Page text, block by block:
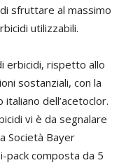
sfruttare al massimo
utilizzabili.
erbicidi, rispetto allo
sostanziali, con la
dell’acetoclor.
vi è da segnalare
Società Bayer
pack composta da 5